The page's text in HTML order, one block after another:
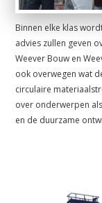
Binnen elke klas
advies zullen geven
Weever Bouw en
ook overwegen wat
circulaire
over onderwerpen
en de duurzame